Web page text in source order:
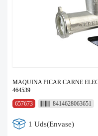
MAQUINA PICAR CARNE
464539
657673
8414628063651
1 Uds(Envase)